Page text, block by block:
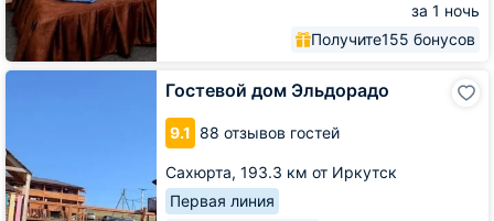
за 1 ночь
Получите155 бонусов
Гостевой дом Эльдорадо
9.1 88 отзывов гостей
Сахюрта, 193.3 км от Иркутск
Первая линия
Гостевой